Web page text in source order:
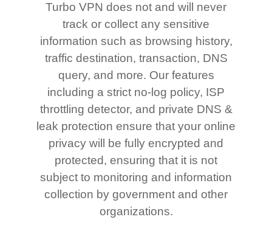
Turbo VPN does not and will never
track or collect any sensitive
information such as browsing history,
traffic destination, transaction, DNS
query, and more. Our features
including a strict no-log policy, ISP
throttling detector, and private DNS &
leak protection ensure that your online
privacy will be fully encrypted and
protected, ensuring that it is not
subject to monitoring and information
collection by government and other
organizations.